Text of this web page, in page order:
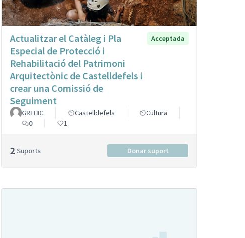
Actualitzar el Catàleg i Pla
Especial de Protecció i
Rehabilitació del Patrimoni
Arquitectònic de Castelldefels i
crear una Comissió de
Seguiment
Acceptada
GREHIC Castelldefels
Cultura
0
1
2 Suports Donar suport